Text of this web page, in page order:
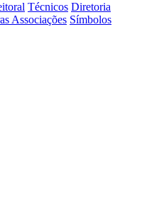
Técnicos Diretoria
Associações Símbolos